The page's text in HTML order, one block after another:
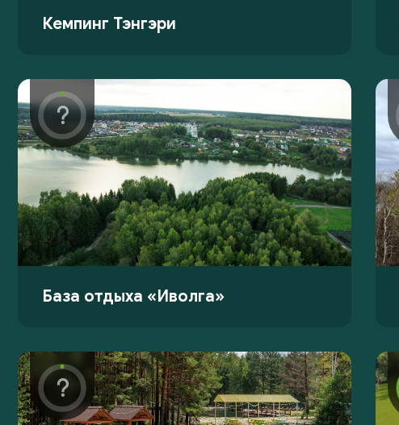
Кемпинг Тэнгэри
База отдыха «Иволга»